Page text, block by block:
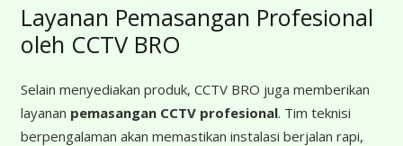
Layanan Pemasangan Profesional
oleh CCTV BRO
Selain menyediakan produk, CCTV BRO juga memberikan
layanan pemasangan CCTV profesional. Tim teknisi
berpengalaman akan memastikan instalasi berjalan rapi,